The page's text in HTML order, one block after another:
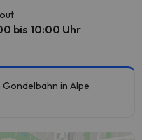
bis 10:00 Uhr
Gondelbahn in Alpe